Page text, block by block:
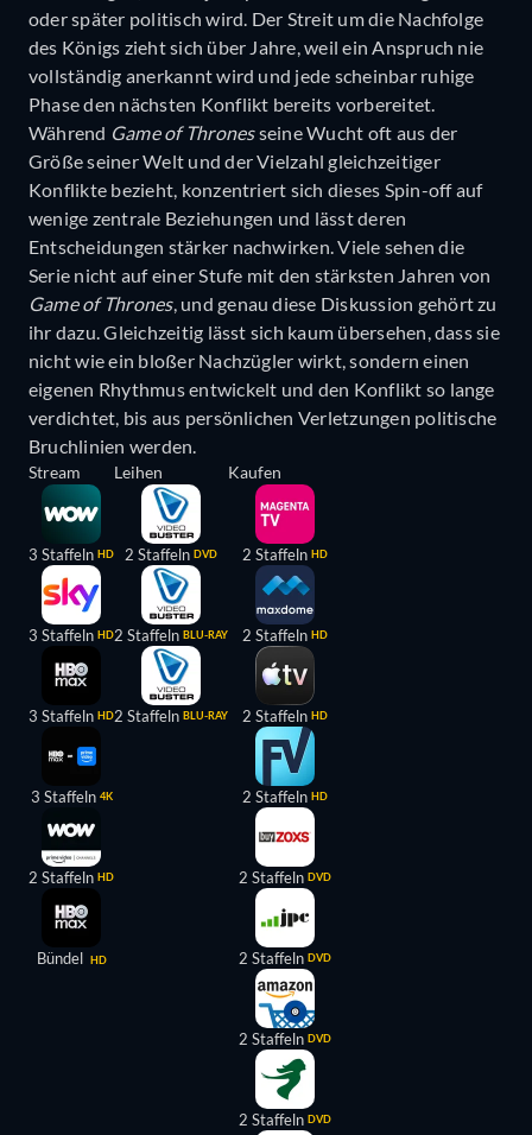
oder später politisch wird. Der Streit um die Nachfolge
des Königs zieht sich über Jahre, weil ein Anspruch nie
vollständig anerkannt wird und jede scheinbar ruhige
Phase den nächsten Konflikt bereits vorbereitet.
Während Game of Thronesseine Wucht oft aus der
Größe seiner Welt und der Vielzahl gleichzeitiger
Konflikte bezieht, konzentriert sich dieses Spin-off auf
wenige zentrale Beziehungen und lässt deren
Entscheidungen stärker nachwirken. Viele sehen die
Serie nicht auf einer Stufe mit den stärksten Jahren von
Game of Thrones, und genau diese Diskussion gehört zu
ihr dazu. Gleichzeitig lässt sich kaum übersehen, dass sie
nicht wie ein bloßer Nachzügler wirkt, sondern einen
eigenen Rhythmus entwickelt und den Konflikt so lange
verdichtet, bis aus persönlichen Verletzungen politische
Bruchlinien werden.
Stream
3 Staffeln HD
3 Staffeln HD
3 Staffeln HD
3 Staffeln 4K
2 Staffeln HD
Bündel HD
Leihen
2 Staffeln DVD
2 Staffeln BLU-RAY
2 Staffeln BLU-RAY
Kaufen
2 Staffeln HD
2 Staffeln HD
2 Staffeln HD
2 Staffeln HD
2 Staffeln DVD
2 Staffeln DVD
2 Staffeln DVD
2 Staffeln DVD